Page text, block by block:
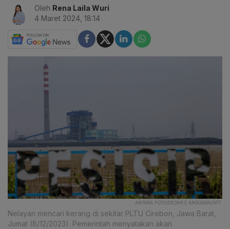
Oleh Rena Laila Wuri
4 Maret 2024, 18:14
ANTARA FOTO/DEDHEZ ANGGARA/SPT.
Nelayan mencari kerang di sekitar PLTU Cirebon, Jawa Barat,
Jumat (8/12/2023). Pemerintah menyatakan akan